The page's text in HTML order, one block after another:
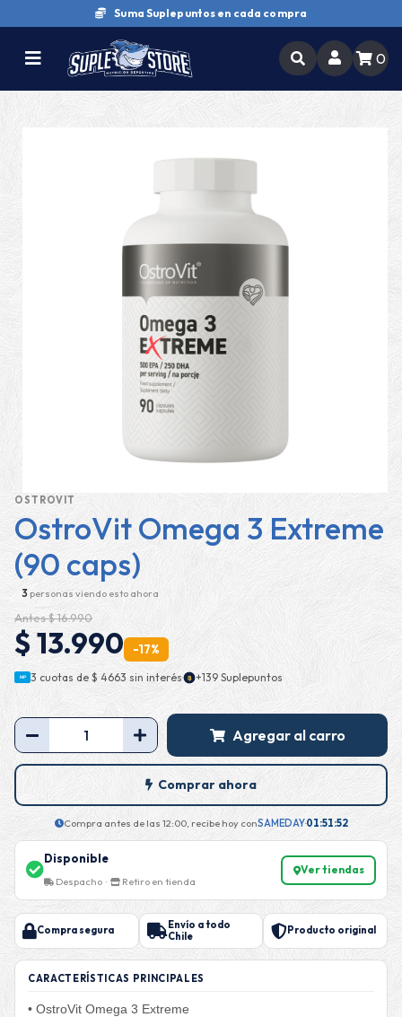
Suma Suplepuntos en cada compra
0
OSTROVIT
OstroVit Omega 3 Extreme
(90 caps)
3personas viendo esto ahora
Antes $ 16.990
$ 13.990 -17%
MP 3 cuotas de $ 4663 sin interés· $ +139 Suplepuntos
Agregar al carro
Comprar ahora
Compra antes de las 12:00, recibe hoy conSAMEDAY·01:51:51
Disponible
Despacho · Retiro en tienda
Ver tiendas
Compra segura
Envío a todo
Chile
Producto original
CARACTERÍSTICAS PRINCIPALES
• OstroVit Omega 3 Extreme